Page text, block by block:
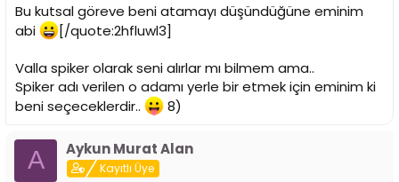
Bu kutsal göreve beni atamayı düşündüğüne eminim
abi
[/quote:2hfluwl3]
Valla spiker olarak seni alırlar mı bilmem ama..
Spiker adı verilen o adamı yerle bir etmek için eminim ki
beni seçeceklerdir..
8)
A Aykun Murat Alan
Kayıtlı Üye